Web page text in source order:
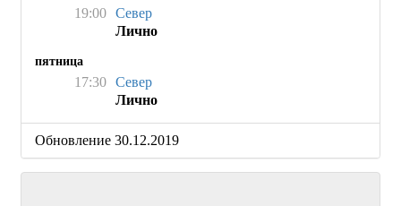
19:00 Север
Лично
пятница
17:30 Север
Лично
Обновление 30.12.2019